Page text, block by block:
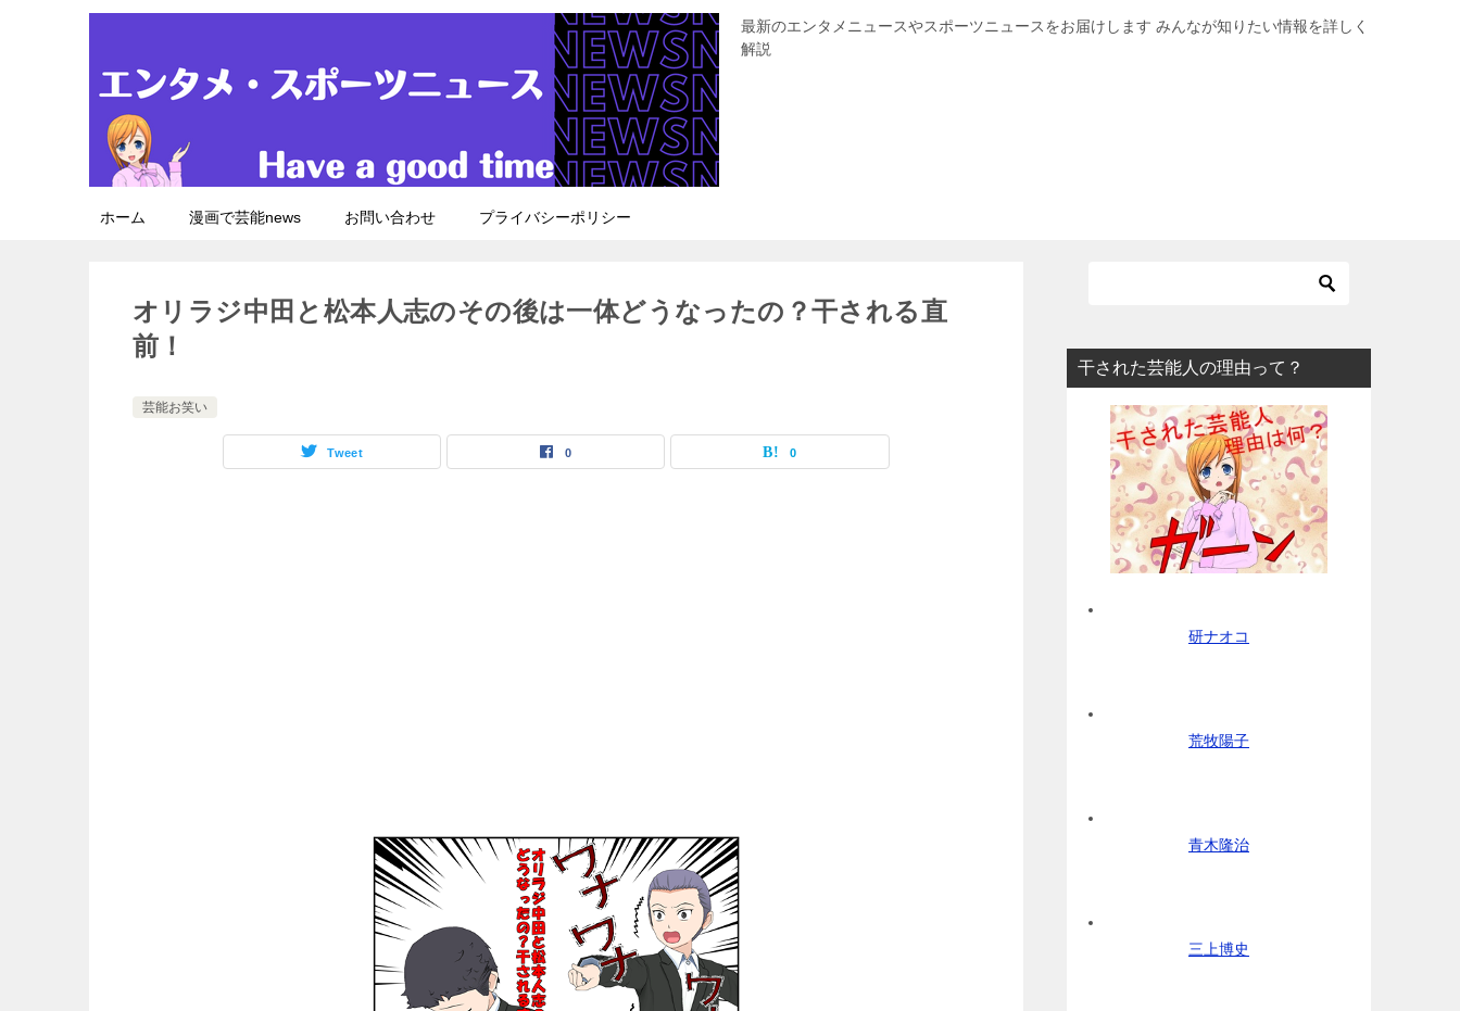
最新のエンタメニュースやスポーツニュースをお届けします みんなが知りたい情報を詳しく
解説
ホーム 漫画で芸能news お問い合わせ プライバシーポリシー
オリラジ中田と松本人志のその後は一体どうなったの？干される直
前！
芸能お笑い
Tweet 0 0
干された芸能人の理由って？
研ナオコ
荒牧陽子
青木隆治
三上博史